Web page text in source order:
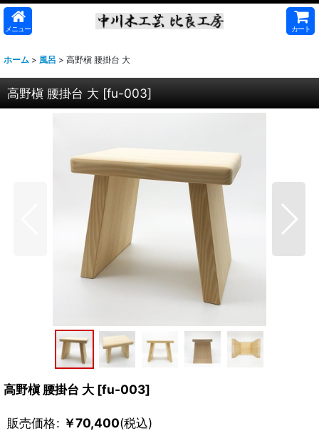
メニュー カート
ホーム > 風呂 > 高野槇 腰掛台 大
高野槇 腰掛台 大 [fu-003]
高野槇 腰掛台 大 [fu-003]
販売価格: ￥70,400(税込)